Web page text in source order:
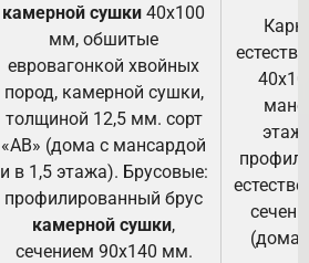
камерной сушки 40х100
мм, обшитые
евровагонкой хвойных
пород, камерной сушки,
толщиной 12,5 мм. сорт
«АВ» (дома с мансардой
и в 1,5 этажа). Брусовые:
профилированный брус
камерной сушки,
сечением 90х140 мм.
(дома